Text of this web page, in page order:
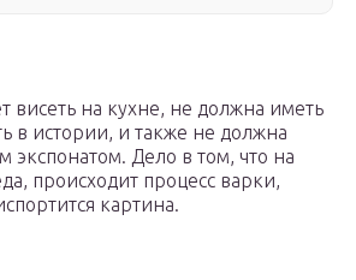
висеть на кухне, не должна иметь
в истории, и также не должна
экспонатом. Дело в том, что на
происходит процесс варки,
картина.